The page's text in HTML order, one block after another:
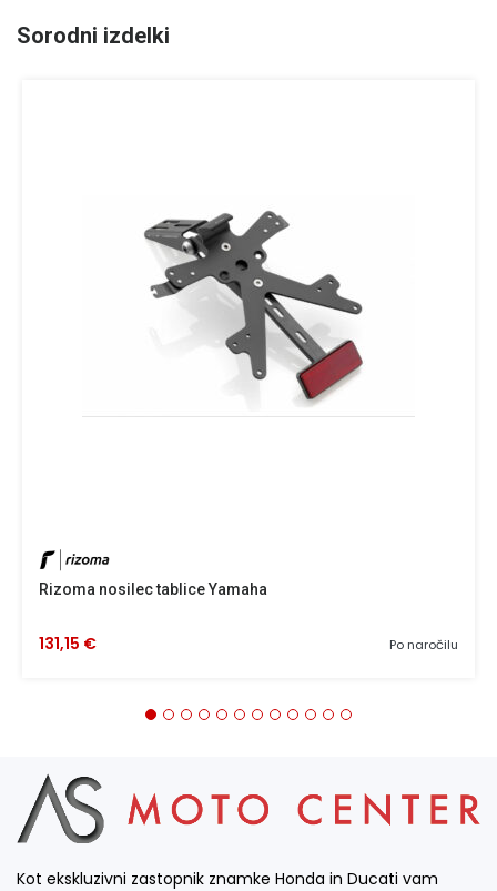
Sorodni izdelki
Rizoma nosilec tablice Yamaha
Po naročilu
131,15 €
Kot ekskluzivni zastopnik znamke Honda in Ducati vam